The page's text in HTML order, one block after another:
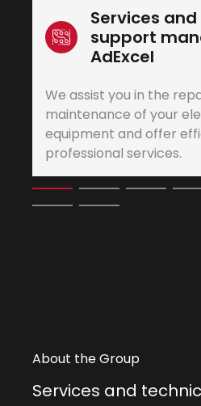
Services
support
AdExcel
We assist you in the
maintenance of your
equipment and offer
professional services.
About the Group
Services and